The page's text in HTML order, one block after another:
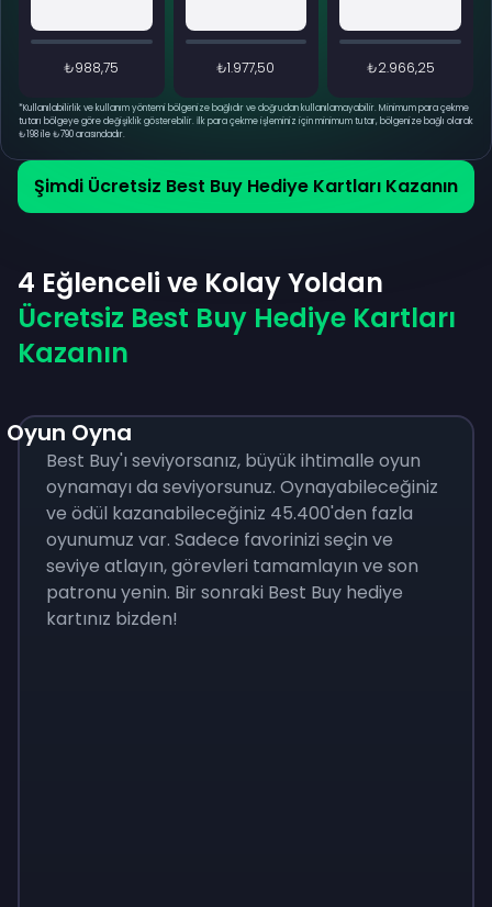
Şimdi Ücretsiz Best Buy Hediye Kartları Kazanın
₺988,75 ₺1.977,50 ₺2.966,25
*Kullanılabilirlik ve kullanım yöntemi bölgenize bağlıdır ve doğrudan kullanılamayabilir. Minimum para çekme
tutarı bölgeye göre değişiklik gösterebilir. İlk para çekme işleminiz için minimum tutar, bölgenize bağlı olarak
₺198 ile ₺790 arasındadır.
4 Eğlenceli ve Kolay Yoldan
Ücretsiz Best Buy Hediye Kartları
Kazanın
Oyun Oyna
Best Buy'ı seviyorsanız, büyük ihtimalle oyun
oynamayı da seviyorsunuz. Oynayabileceğiniz
ve ödül kazanabileceğiniz 45.400'den fazla
oyunumuz var. Sadece favorinizi seçin ve
seviye atlayın, görevleri tamamlayın ve son
patronu yenin. Bir sonraki Best Buy hediye
kartınız bizden!